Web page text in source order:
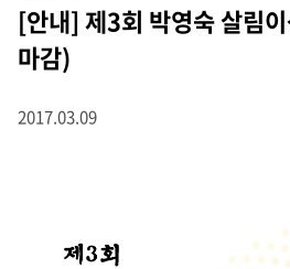
[안내] 제3회 박영숙 살림
마감)
2017.03.09